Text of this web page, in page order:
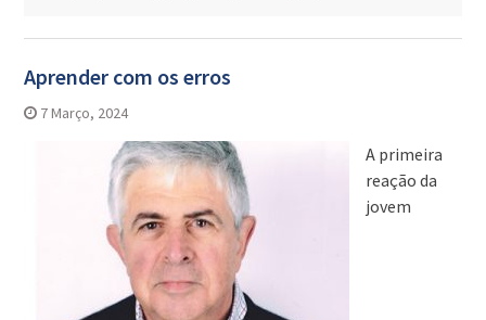
Aprender com os erros
7 Março, 2024
A primeira
reação da
jovem